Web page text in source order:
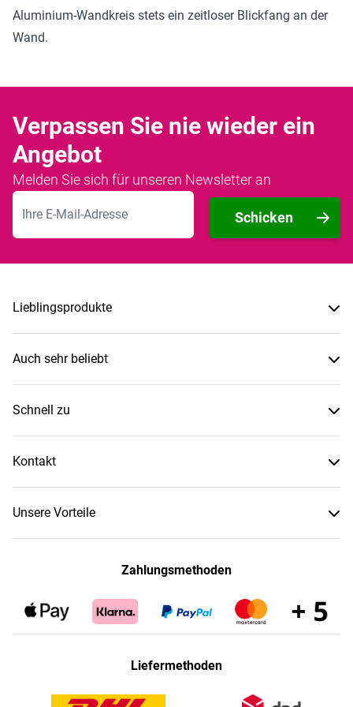
Aluminium-Wandkreis stets ein zeitloser Blickfang an der
Wand.
Verpassen Sie nie wieder ein
Angebot
Melden Sie sich für unseren Newsletter an
E-Mailadresse
Schicken
Lieblingsprodukte
Auch sehr beliebt
Schnell zu
Kontakt
Unsere Vorteile
Zahlungsmethoden
Liefermethoden